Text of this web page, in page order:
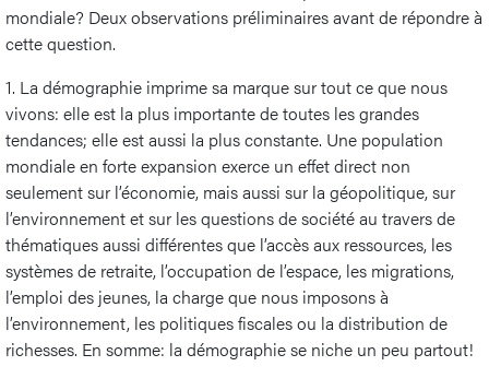
mondiale? Deux observations préliminaires avant de répondre à
cette question.
1. La démographie imprime sa marque sur tout ce que nous
vivons: elle est la plus importante de toutes les grandes
tendances; elle est aussi la plus constante. Une population
mondiale en forte expansion exerce un effet direct non
seulement sur l’économie, mais aussi sur la géopolitique, sur
l’environnement et sur les questions de société au travers de
thématiques aussi différentes que l’accès aux ressources, les
systèmes de retraite, l’occupation de l’espace, les migrations,
l’emploi des jeunes, la charge que nous imposons à
l’environnement, les politiques fiscales ou la distribution de
richesses. En somme: la démographie se niche un peu partout!